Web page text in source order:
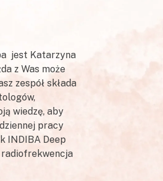
jest Katarzyna
z Was może
zespół składa
wiedzę, aby
pracy
INDIBA Deep